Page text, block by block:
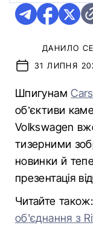
ДАНИЛО
31 ЛИПНЯ
Шпигунам
об’єктиви
Volkswagen
тизерними
новинки й
презентація
Читайте
об'єднання з